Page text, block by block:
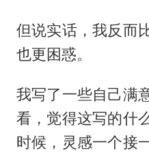
但说实话，我反而
也更困惑。
我写了一些自己满
看，觉得这写的什
时候，灵感一个接